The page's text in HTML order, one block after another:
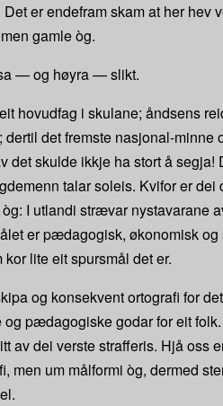
er endefram skam at her hev
gamle òg.
— og høyra — slikt.
hovudfag i skulane; åndsens
det fremste nasjonal-minne
det skulde ikkje ha stort å segja!
talar soleis. Kvifor er dei
I utlandi strævar nystavarane
er pædagogisk, økonomisk og
lite eit spursmål det er.
og konsekvent ortografi for
pædagogiske godar for eit
av dei verste strafferis. Hjå oss
men um målformi òg, dermed